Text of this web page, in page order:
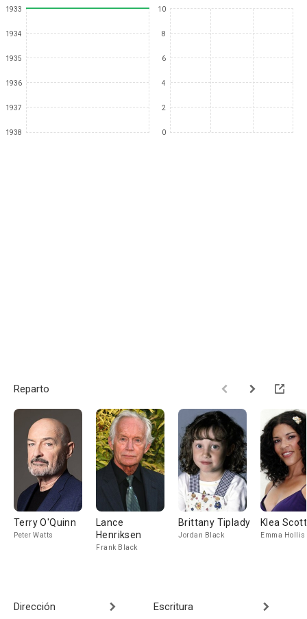
1933
1934
1935
1936
1937
1938
10
8
6
4
2
0
Reparto
Terry O'Quinn
Peter Watts
Lance
Henriksen
Frank Black
Brittany Tiplady
Jordan Black
Klea Scott
Emma Hollis
Dirección Escritura